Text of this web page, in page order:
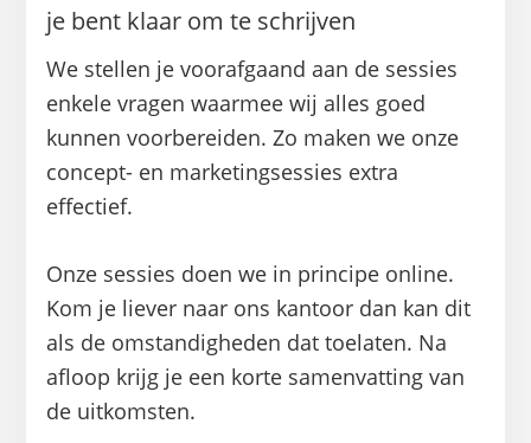
je bent klaar om te schrijven
We stellen je voorafgaand aan de sessies
enkele vragen waarmee wij alles goed
kunnen voorbereiden. Zo maken we onze
concept- en marketingsessies extra
effectief.
Onze sessies doen we in principe online.
Kom je liever naar ons kantoor dan kan dit
als de omstandigheden dat toelaten. Na
afloop krijg je een korte samenvatting van
de uitkomsten.